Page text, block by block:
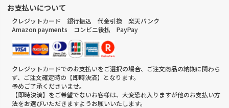
お支払いについて
クレジットカード 銀行振込 代金引換 楽天バンク
Amazon payments コンビニ後払 PayPay
クレジットカードでのお支払いをご選択の場合、ご注文商品の納期に関わら
ず、ご注文確定時の【即時決済】となります。
予めご了承くださいませ。
【即時決済】をご希望でないお客様は、大変恐れ入りますが他のお支払い方
法をお選びいただきますようお願いいたします。